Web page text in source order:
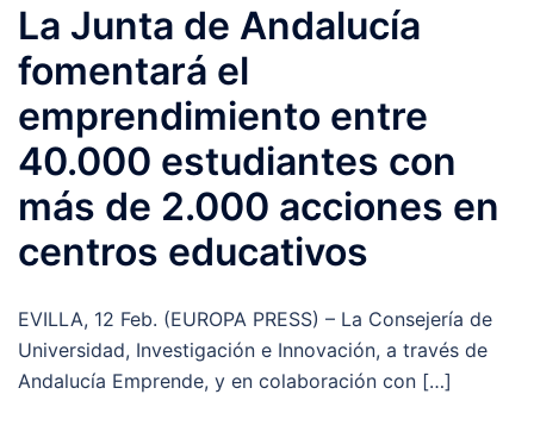
La Junta de Andalucía
fomentará el
emprendimiento entre
40.000 estudiantes con
más de 2.000 acciones en
centros educativos
EVILLA, 12 Feb. (EUROPA PRESS) – La Consejería de
Universidad, Investigación e Innovación, a través de
Andalucía Emprende, y en colaboración con […]